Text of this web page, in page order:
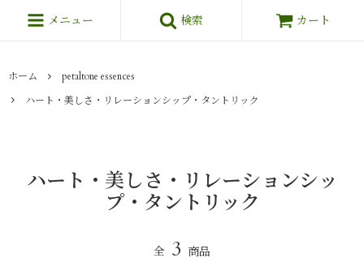
メニュー 検索 カート
ホーム
petaltone essences
ハート・美しさ・リレーションシップ・タントリック
ハート・美しさ・リレーションシッ
プ・タントリック
全 3 商品